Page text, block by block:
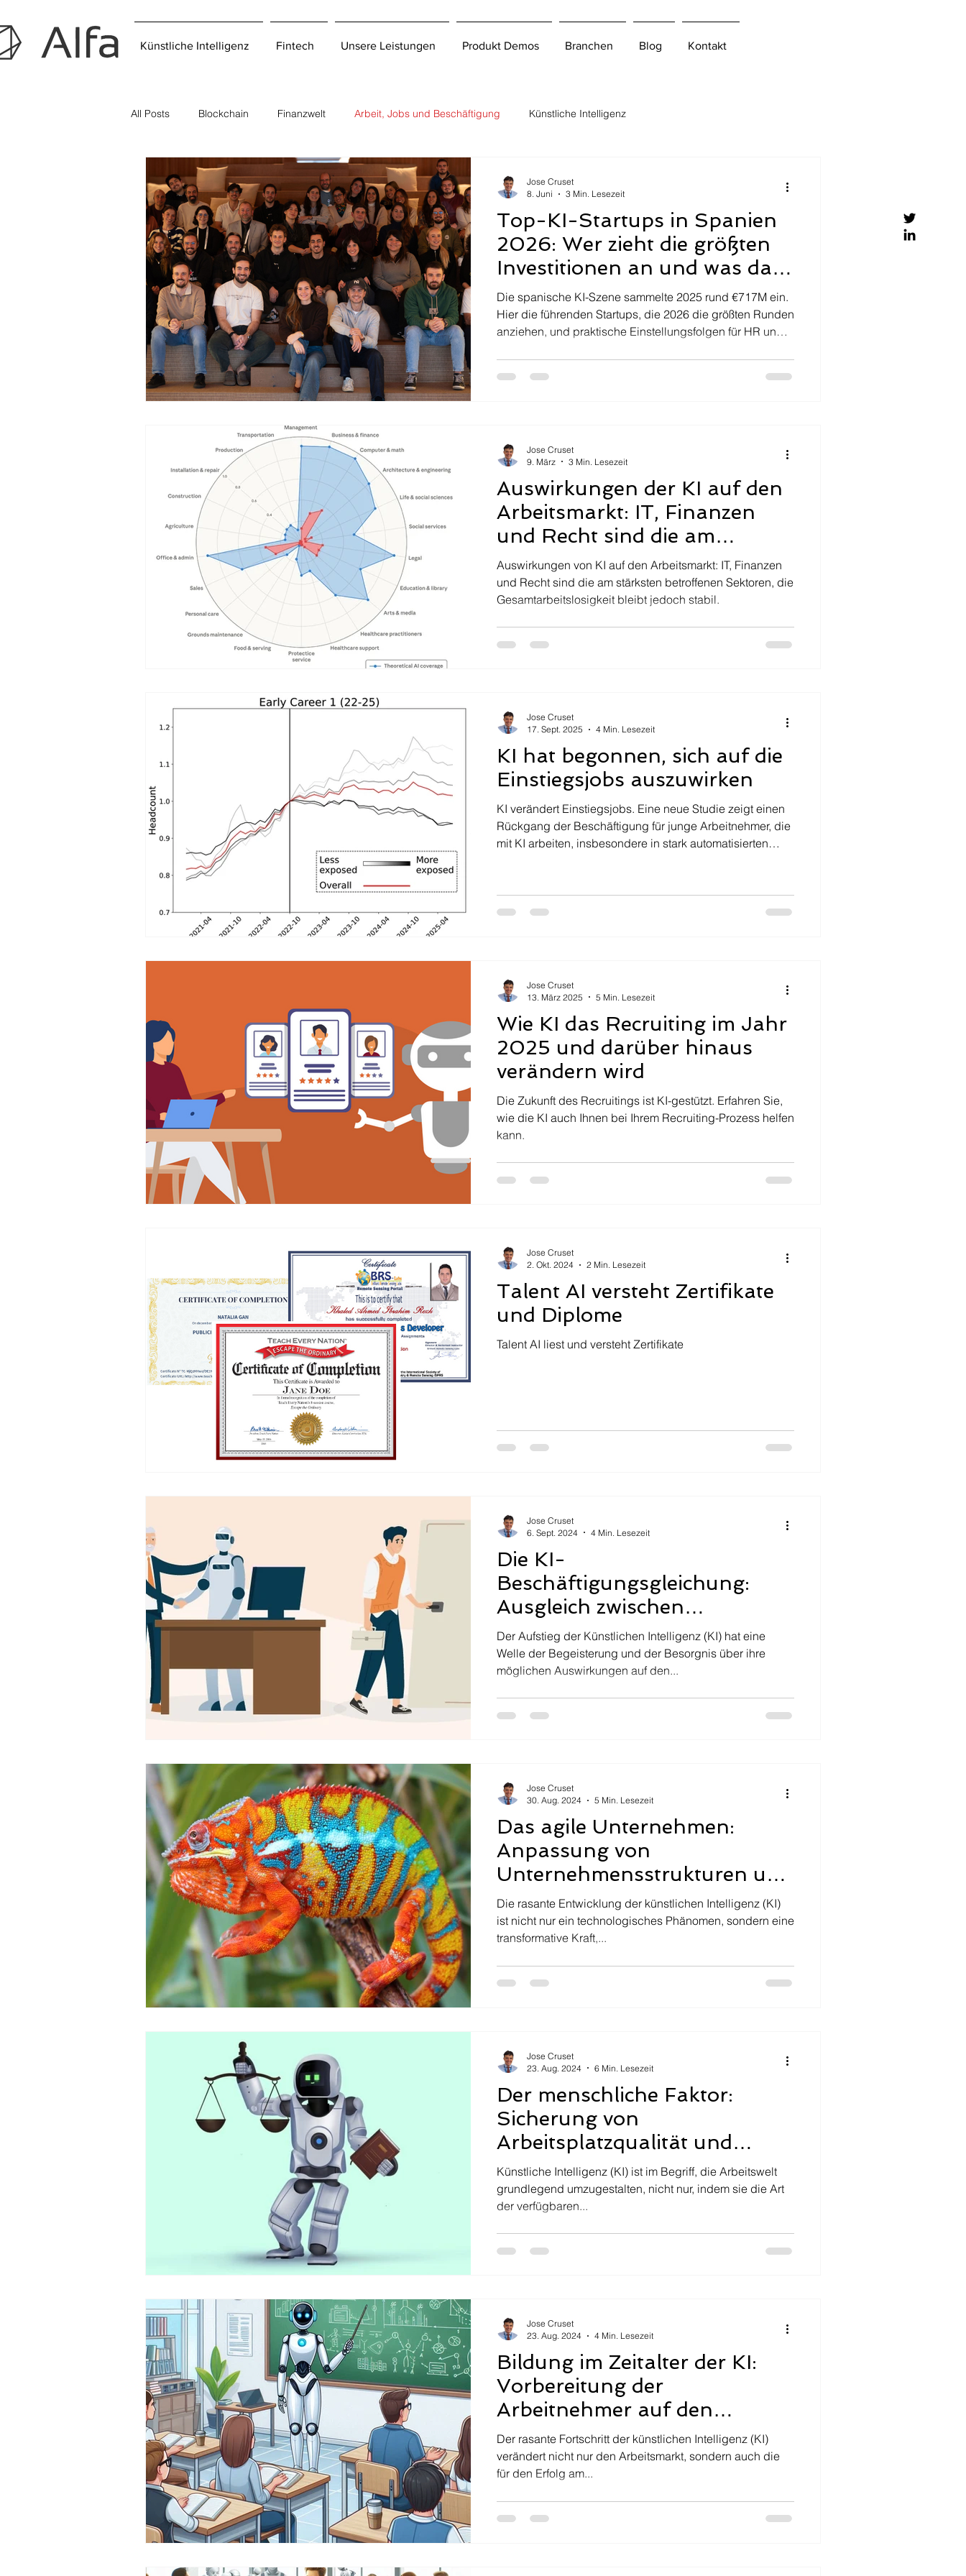
Künstliche Intelligenz Fintech Unsere Leistungen Produkt Demos Branchen Blog Kontakt
All Posts Blockchain Finanzwelt Arbeit, Jobs und Beschäftigung Künstliche Intelligenz
Top-KI-Startups in Spanien
2026: Wer zieht die größten
Investitionen an und was das
für das Recruiting bedeutet
Die spanische KI-Szene sammelte 2025 rund €717M ein.
Hier die führenden Startups, die 2026 die größten Runden
anziehen, und praktische Einstellungsfolgen für HR und
Jose Cruset
8. Juni
3 Min. Lesezeit
Auswirkungen der KI auf den
Arbeitsmarkt: IT, Finanzen
und Recht sind die am
stärksten betroffenen
Sektoren
Auswirkungen von KI auf den Arbeitsmarkt: IT, Finanzen
und Recht sind die am stärksten betroffenen Sektoren, die
Gesamtarbeitslosigkeit bleibt jedoch stabil.
Jose Cruset
9. März
3 Min. Lesezeit
KI hat begonnen, sich auf die
Einstiegsjobs auszuwirken
KI verändert Einstiegsjobs. Eine neue Studie zeigt einen
Rückgang der Beschäftigung für junge Arbeitnehmer, die
mit KI arbeiten, insbesondere in stark automatisierten
Jose Cruset
17. Sept. 2025
4 Min. Lesezeit
Wie KI das Recruiting im Jahr
2025 und darüber hinaus
verändern wird
Die Zukunft des Recruitings ist KI-gestützt. Erfahren Sie,
wie die KI auch Ihnen bei Ihrem Recruiting-Prozess helfen
kann.
Jose Cruset
13. März 2025
5 Min. Lesezeit
Talent AI versteht Zertifikate
und Diplome
Talent AI liest und versteht Zertifikate
Jose Cruset
2. Okt. 2024
2 Min. Lesezeit
Die KI-
Beschäftigungsgleichung:
Ausgleich zwischen
Arbeitsplatzschaffung und -
verlagerung in einer sich
verändernden Welt
Der Aufstieg der Künstlichen Intelligenz (KI) hat eine
Welle der Begeisterung und der Besorgnis über ihre
möglichen Auswirkungen auf den...
Jose Cruset
6. Sept. 2024
4 Min. Lesezeit
Das agile Unternehmen:
Anpassung von
Unternehmensstrukturen und
-strategien für die KI-Ära
Die rasante Entwicklung der künstlichen Intelligenz (KI)
ist nicht nur ein technologisches Phänomen, sondern eine
transformative Kraft,...
Jose Cruset
30. Aug. 2024
5 Min. Lesezeit
Der menschliche Faktor:
Sicherung von
Arbeitsplatzqualität und
ethischer KI im Zeitalter
intelligenter Maschinen
Künstliche Intelligenz (KI) ist im Begriff, die Arbeitswelt
grundlegend umzugestalten, nicht nur, indem sie die Art
der verfügbaren...
Jose Cruset
23. Aug. 2024
6 Min. Lesezeit
Bildung im Zeitalter der KI:
Vorbereitung der
Arbeitnehmer auf den
Arbeitsmarkt der Zukunft
Der rasante Fortschritt der künstlichen Intelligenz (KI)
verändert nicht nur den Arbeitsmarkt, sondern auch die
für den Erfolg am...
Jose Cruset
23. Aug. 2024
4 Min. Lesezeit